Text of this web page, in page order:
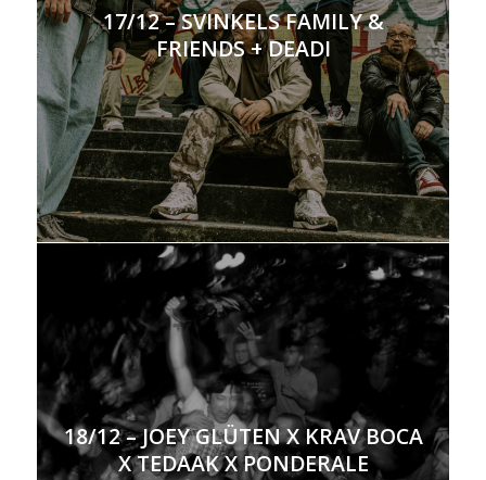
17/12 – SVINKELS FAMILY &
FRIENDS + DEADI
18/12 – JOEY GLÜTEN X KRAV BOCA
X TEDAAK X PONDERALE